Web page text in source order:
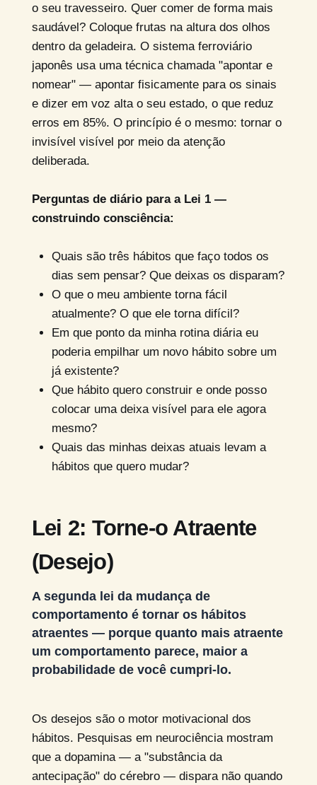
o seu travesseiro. Quer comer de forma mais
saudável? Coloque frutas na altura dos olhos
dentro da geladeira. O sistema ferroviário
japonês usa uma técnica chamada "apontar e
nomear" — apontar fisicamente para os sinais
e dizer em voz alta o seu estado, o que reduz
erros em 85%. O princípio é o mesmo: tornar o
invisível visível por meio da atenção
deliberada.
Perguntas de diário para a Lei 1 —
construindo consciência:
Quais são três hábitos que faço todos os
dias sem pensar? Que deixas os disparam?
O que o meu ambiente torna fácil
atualmente? O que ele torna difícil?
Em que ponto da minha rotina diária eu
poderia empilhar um novo hábito sobre um
já existente?
Que hábito quero construir e onde posso
colocar uma deixa visível para ele agora
mesmo?
Quais das minhas deixas atuais levam a
hábitos que quero mudar?
Lei 2: Torne-o Atraente
(Desejo)
A segunda lei da mudança de
comportamento é tornar os hábitos
atraentes — porque quanto mais atraente
um comportamento parece, maior a
probabilidade de você cumpri-lo.
Os desejos são o motor motivacional dos
hábitos. Pesquisas em neurociência mostram
que a dopamina — a "substância da
antecipação" do cérebro — dispara não quando